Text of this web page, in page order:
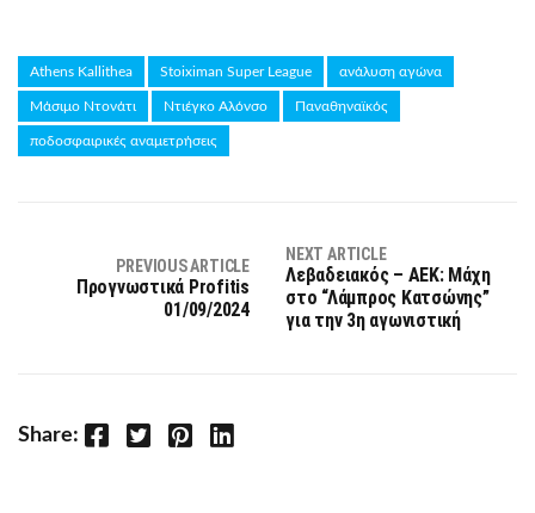
Athens Kallithea Stoiximan Super League ανάλυση αγώνα
Μάσιμο Ντονάτι Ντιέγκο Αλόνσο Παναθηναϊκός
ποδοσφαιρικές αναμετρήσεις
PREVIOUS ARTICLE
Προγνωστικά Profitis
01/09/2024
NEXT ARTICLE
Λεβαδειακός – ΑΕΚ: Μάχη
στο “Λάμπρος Κατσώνης”
για την 3η αγωνιστική
Share: Facebook Twitter Pinterest LinkedIn